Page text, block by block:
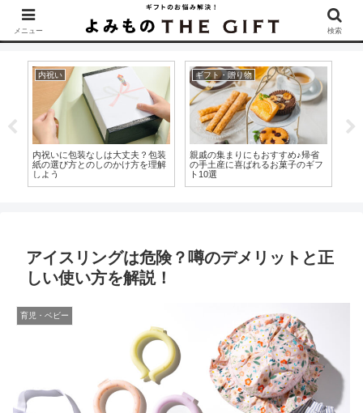
▶︎カタログギフトを探すなら『ソムリエ＠ギフト』をCheck！
内祝い
内祝いに包装なしは大丈夫？包装
紙の選び方とのしのかけ方を理解
しよう
ギフト・贈り物
親戚の集まりにもおすすめ♪帰省
の手土産に喜ばれるお菓子のギフ
ト10選
アイスリングは危険？噂のデメリットと正
しい使い方を解説！
育児・ベビー
メニュー 検索